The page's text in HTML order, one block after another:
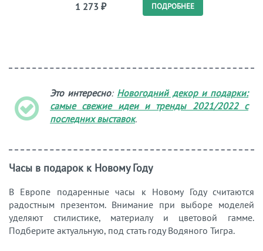
1 273 ₽ ПОДРОБНЕЕ
Это интересно: Новогодний декор и подарки:
самые свежие идеи и тренды 2021/2022 с
последних выставок.
Часы в подарок к Новому Году
В Европе подаренные часы к Новому Году считаются
радостным презентом. Внимание при выборе моделей
уделяют стилистике, материалу и цветовой гамме.
Подберите актуальную, под стать году Водяного Тигра.